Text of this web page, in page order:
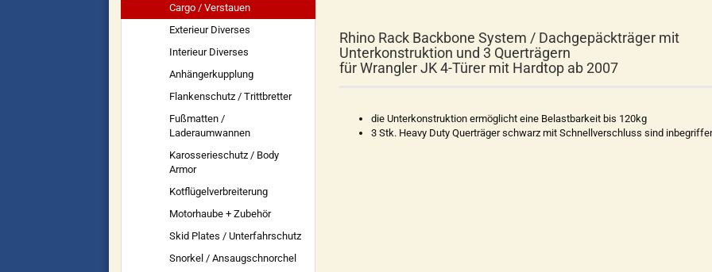
Rhino Rack Backbone System / Dachgepäckträger mit
Unterkonstruktion und 3 Querträgern
für Wrangler JK 4-Türer mit Hardtop ab 2007
die Unterkonstruktion ermöglicht eine Belastbarkeit bis 120kg
3 Stk. Heavy Duty Querträger schwarz mit Schnellverschluss sind
Cargo / Verstauen
Exterieur Diverses
Interieur Diverses
Anhängerkupplung
Flankenschutz / Trittbretter
Fußmatten /
Laderaumwannen
Karosserieschutz / Body
Armor
Kotflügelverbreiterung
Motorhaube + Zubehör
Skid Plates / Unterfahrschutz
Snorkel / Ansaugschnorchel